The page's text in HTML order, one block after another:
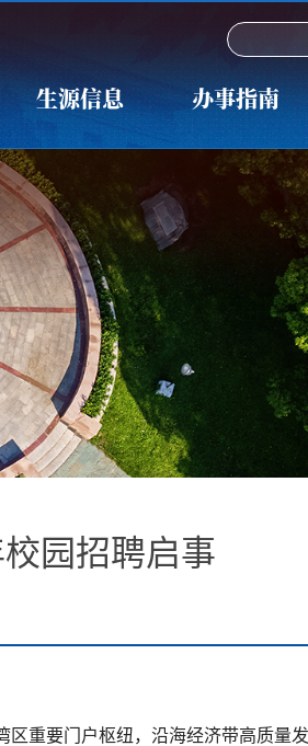
生源信息 办事指南
园招聘启事
重要门户枢纽，沿海经济带高质量